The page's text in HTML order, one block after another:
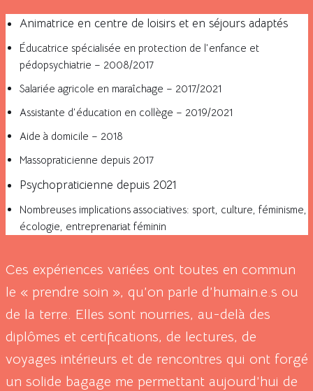
Animatrice en centre de loisirs et en séjours adaptés
Éducatrice spécialisée en protection de l’enfance et
pédopsychiatrie – 2008/2017
Salariée agricole en maraîchage – 2017/2021
Assistante d’éducation en collège – 2019/2021
Aide à domicile – 2018
Massopraticienne depuis 2017
Psychopraticienne depuis 2021
Nombreuses implications associatives: sport, culture, féminisme,
écologie, entreprenariat féminin
Ces expériences variées ont toutes en commun
le « prendre soin », qu’on parle d’humain.e.s ou
de la terre. Elles sont nourries, au-delà des
diplômes et certifications, de lectures, de
voyages intérieurs et de rencontres qui ont forgé
un solide bagage me permettant aujourd’hui de